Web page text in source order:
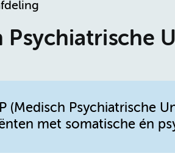
Psychiatrische
(Medisch Psychiatrische
met somatische én